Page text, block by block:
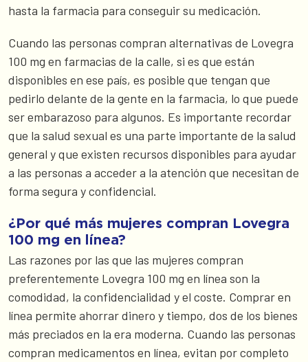
hasta la farmacia para conseguir su medicación.
Cuando las personas compran alternativas de Lovegra
100 mg en farmacias de la calle, si es que están
disponibles en ese país, es posible que tengan que
pedirlo delante de la gente en la farmacia, lo que puede
ser embarazoso para algunos. Es importante recordar
que la salud sexual es una parte importante de la salud
general y que existen recursos disponibles para ayudar
a las personas a acceder a la atención que necesitan de
forma segura y confidencial.
¿Por qué más mujeres compran Lovegra
100 mg en línea?
Las razones por las que las mujeres compran
preferentemente Lovegra 100 mg en línea son la
comodidad, la confidencialidad y el coste. Comprar en
línea permite ahorrar dinero y tiempo, dos de los bienes
más preciados en la era moderna. Cuando las personas
compran medicamentos en línea, evitan por completo